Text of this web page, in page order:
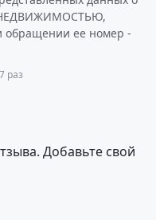
НЕДВИЖИМОСТЬЮ,
обращении ее номер -
раз
Добавьте свой